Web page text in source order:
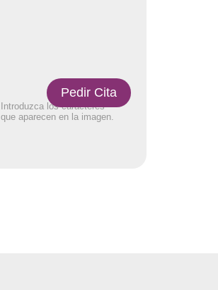
Introduzca los caracteres
que aparecen en la imagen.